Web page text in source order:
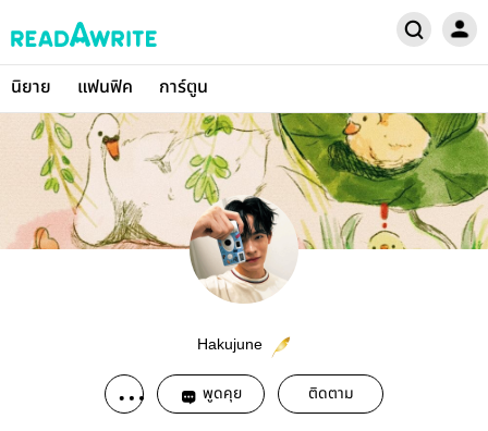
นิยาย แฟนฟิค การ์ตูน
Hakujune
พูดคุย ติดตาม